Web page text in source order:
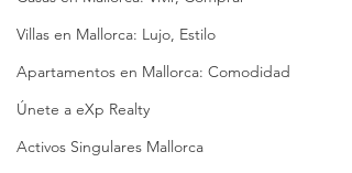
Villas en Mallorca: Lujo, Estilo
Apartamentos en Mallorca: Comodidad
Únete a eXp Realty
Activos Singulares Mallorca